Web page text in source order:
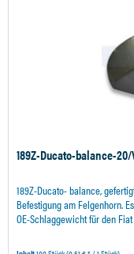
189Z-Ducato-balance-20/
189Z-Ducato- balance,
Befestigung am Felgenhorn.
OE-Schlaggewicht für den